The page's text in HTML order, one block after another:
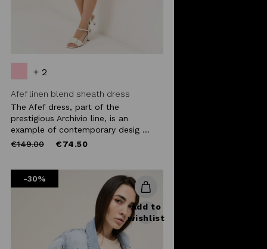
+ 2
Afef linen blend sheath dress
The Afef dress, part of the
prestigious Archivio line, is an
example of contemporary desig ...
Price
€149.00to €74.50
-30%
Add to
wishlist